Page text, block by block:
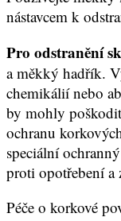
nástavcem k
Pro odstranění
a měkký hadřík.
chemikálií nebo
by mohly
ochranu
speciální
proti opotřebení a
Péče o korkové